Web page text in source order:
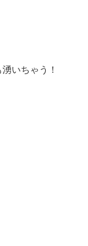
いちゃう！